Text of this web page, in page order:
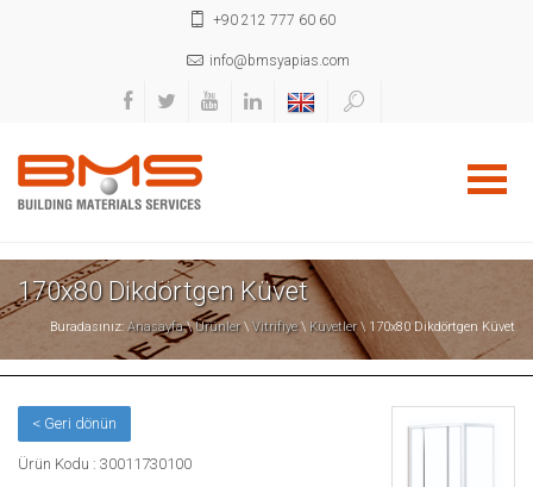
+90 212 777 60 60
info@bmsyapias.com
170x80 Dikdörtgen Küvet
Buradasınız: Anasayfa\Ürünler\ Vitrifiye\ Küvetler\ 170x80 Dikdörtgen Küvet
< Geri dönün
Ürün Kodu : 30011730100